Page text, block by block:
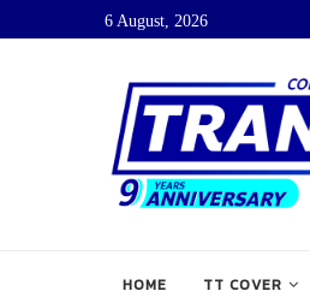
6 August, 2026
HOME TT COVER